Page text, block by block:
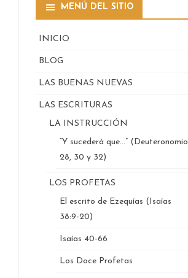
MENÚ DEL SITIO
INICIO
BLOG
LAS BUENAS NUEVAS
LAS ESCRITURAS
LA INSTRUCCIÓN
“Y sucederá que…” (Deuteronomio
28, 30 y 32)
LOS PROFETAS
El escrito de Ezequías (Isaías
38:9-20)
Isaías 40-66
Los Doce Profetas